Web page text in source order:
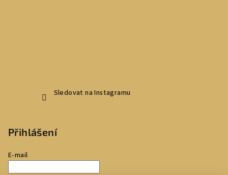
Sledovat na Instagramu
Přihlášení
E-mail